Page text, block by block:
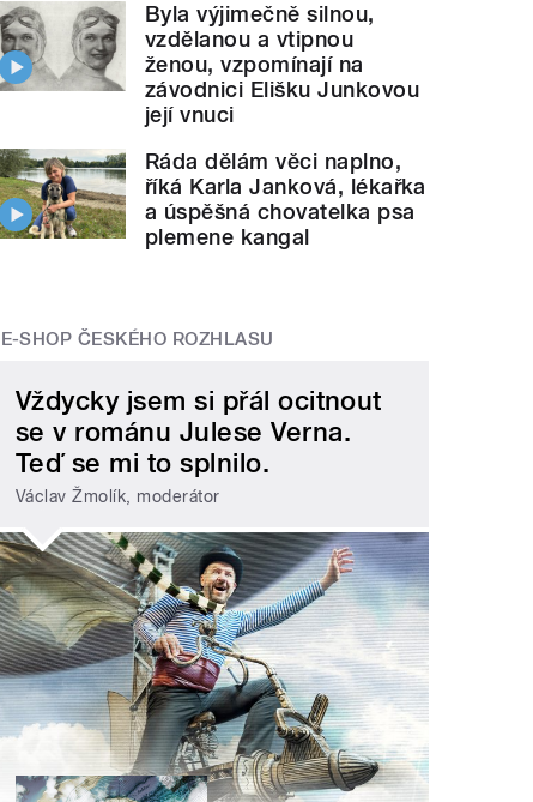
Byla výjimečně silnou,
vzdělanou a vtipnou
ženou, vzpomínají na
závodnici Elišku Junkovou
její vnuci
Ráda dělám věci naplno,
říká Karla Janková, lékařka
a úspěšná chovatelka psa
plemene kangal
E-SHOP ČESKÉHO ROZHLASU
Vždycky jsem si přál ocitnout
se v románu Julese Verna.
Teď se mi to splnilo.
Václav Žmolík, moderátor